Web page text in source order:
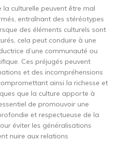
la culturelle peuvent être mal
entraînant des stéréotypes
des éléments culturels sont
cela peut conduire à une
d’une communauté ou
Ces préjugés peuvent
et des incompréhensions
ainsi la richesse et
que la culture apporte à
de promouvoir une
et respectueuse de la
éviter les généralisations
nuire aux relations